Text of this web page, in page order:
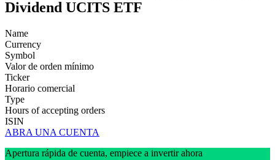
Dividend UCITS ETF
Name
Currency
Symbol
Valor de orden mínimo
Ticker
Horario comercial
Type
Hours of accepting orders
ISIN
ABRA UNA CUENTA
Apertura rápida de cuenta, empiece a invertir ahora